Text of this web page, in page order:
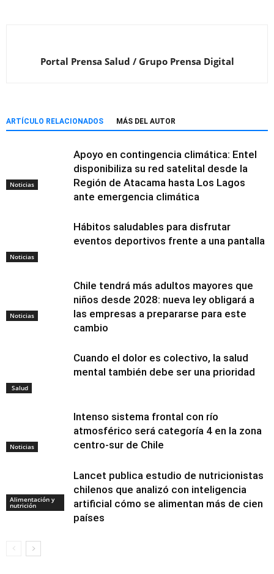
Portal Prensa Salud / Grupo Prensa Digital
ARTÍCULO RELACIONADOS MÁS DEL AUTOR
Noticias
Apoyo en contingencia climática: Entel
disponibiliza su red satelital desde la
Región de Atacama hasta Los Lagos
ante emergencia climática
Noticias
Hábitos saludables para disfrutar
eventos deportivos frente a una pantalla
Noticias
Chile tendrá más adultos mayores que
niños desde 2028: nueva ley obligará a
las empresas a prepararse para este
cambio
Salud
Cuando el dolor es colectivo, la salud
mental también debe ser una prioridad
Noticias
Intenso sistema frontal con río
atmosférico será categoría 4 en la zona
centro-sur de Chile
Alimentación y
nutrición
Lancet publica estudio de nutricionistas
chilenos que analizó con inteligencia
artificial cómo se alimentan más de cien
países